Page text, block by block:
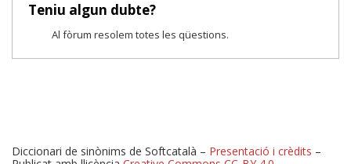
Teniu algun dubte?
Al fòrum resolem totes les qüestions.
Diccionari de sinònims de Softcatalà – Presentació i crèdits –